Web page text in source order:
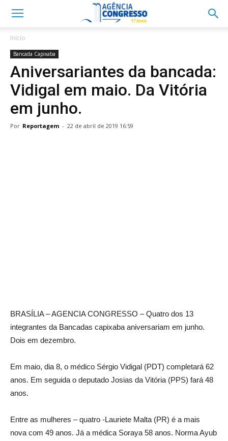
Início
Bancada Capixaba
Aniversariantes da bancada:
Vidigal em maio. Da Vitória
em junho.
Por Reportagem - 22 de abril de 2019 16:59
BRASÍLIA – AGENCIA CONGRESSO – Quatro dos 13
integrantes da Bancadas capixaba aniversariam em junho.
Dois em dezembro.
Em maio, dia 8, o médico Sérgio Vidigal (PDT) completará 62
anos. Em seguida o deputado Josias da Vitória (PPS) fará 48
anos.
Entre as mulheres – quatro -Lauriete Malta (PR) é a mais
nova com 49 anos. Já a médica Soraya 58 anos. Norma Ayub